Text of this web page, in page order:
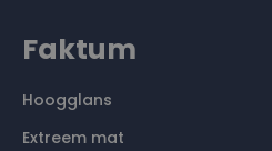
Faktum
Hoogglans
Extreem mat